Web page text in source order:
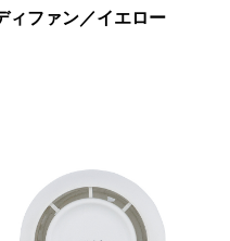
ィファン／イエロー